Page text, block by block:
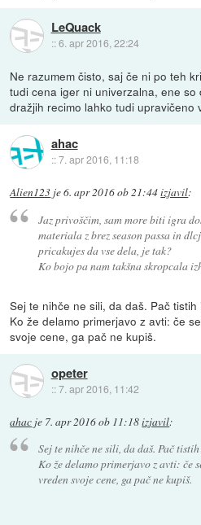
LeQuack
::6. apr 2016, 22:24
Ne razumem čisto, saj če ni po teh
tudi cena iger ni univerzalna, ene
dražjih recimo lahko tudi upravičeno
ahac
::7. apr 2016, 11:18
Alien123 je6. apr 2016 ob 21:44izjavil:
Jaz privoščim, sam more biti igra
materiala z brez season passa in
pricakujes da vse dela, je tak?
Ko bojo pa nam takšna skropcala
Sej te nihče ne sili, da daš. Pač
Ko že delamo primerjavo z avti: če
svoje cene, ga pač ne kupiš.
opeter
::7. apr 2016, 11:42
ahac je 7. apr 2016 ob 11:18izjavil:
Sej te nihče ne sili, da daš. Pač
Ko že delamo primerjavo z avti: če
vreden svoje cene, ga pač ne kupiš.